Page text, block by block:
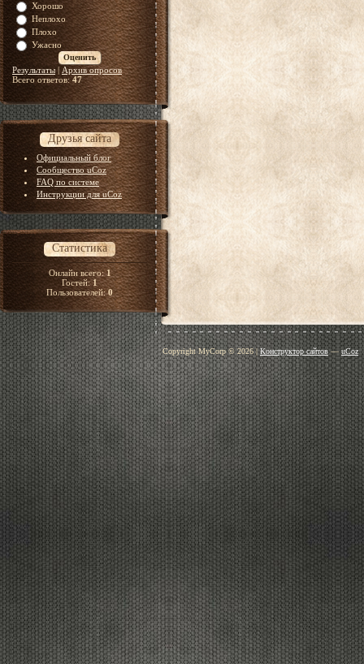
Хорошо
Неплохо
Плохо
Ужасно
Результаты| Архив опросов
Всего ответов:47
Друзья сайта
Официальный блог
Сообщество uCoz
FAQ по системе
Инструкции для uCoz
Статистика
Онлайн всего:1
Гостей:1
Пользователей:0
Copyright MyCorp © 2026|Конструктор сайтов—uCoz